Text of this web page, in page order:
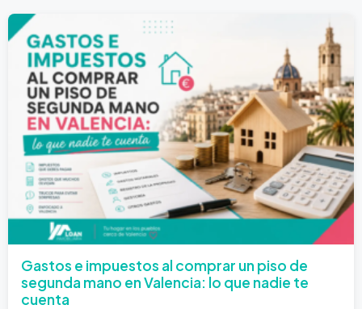
Gastos e impuestos al comprar un piso de
segunda mano en Valencia: lo que nadie te
cuenta